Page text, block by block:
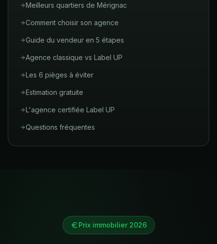
Meilleurs quartiers de Mérignac
Comment choisir son agence
Guide du vendeur en 5 étapes
Agence classique vs Label UP
Les 6 pièges à éviter
Estimation gratuite
L'agence certifiée Label UP
Questions fréquentes
Prix immobilier 2026